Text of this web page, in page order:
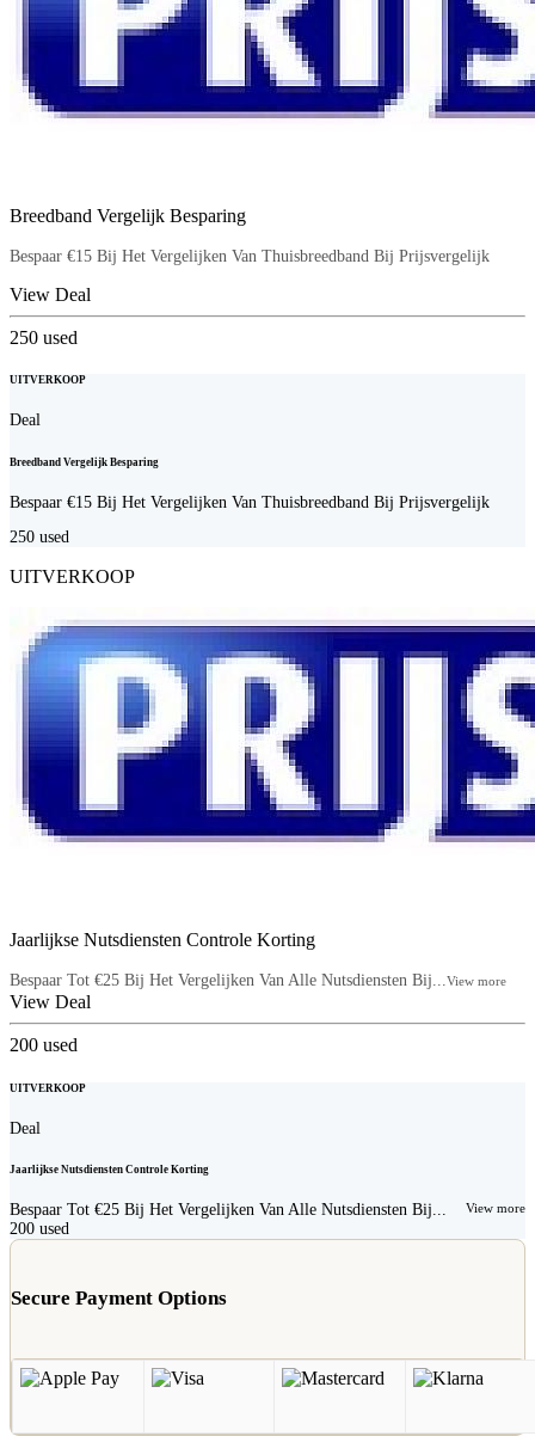
Breedband Vergelijk Besparing
Bespaar €15 Bij Het Vergelijken Van Thuisbreedband Bij Prijsvergelijk
View Deal
250 used
UITVERKOOP
Deal
Breedband Vergelijk Besparing
Bespaar €15 Bij Het Vergelijken Van Thuisbreedband Bij Prijsvergelijk
250 used
UITVERKOOP
Jaarlijkse Nutsdiensten Controle Korting
Bespaar Tot €25 Bij Het Vergelijken Van Alle Nutsdiensten Bij...View more
View Deal
200 used
UITVERKOOP
Deal
Jaarlijkse Nutsdiensten Controle Korting
Bespaar Tot €25 Bij Het Vergelijken Van Alle Nutsdiensten Bij... View more
200 used
Secure Payment Options